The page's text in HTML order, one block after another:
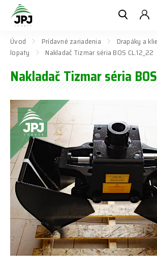
Úvod Prídavné zariadenia Drapáky a
lopaty
Nakladač Tizmar séria BOS CL.12_22
Nakladač Tizmar séria